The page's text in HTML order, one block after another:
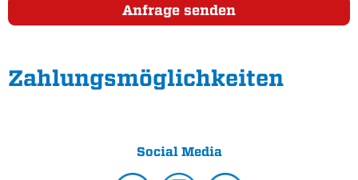
Anfrage senden
Zahlungs­möglichkeiten
Social Media